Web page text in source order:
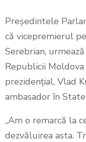
Președintele
că vicepremierul
Serebrian,
Republicii
prezidențial, Vlad
ambasador în
„Am o remarcă la
dezvăluirea asta.